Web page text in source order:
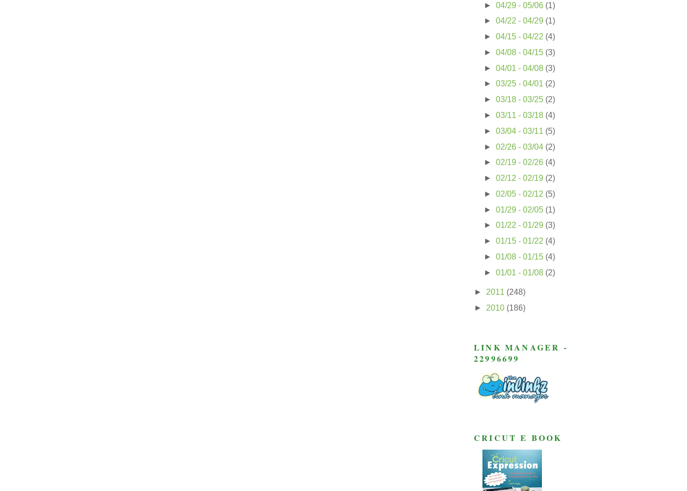
► 04/29 - 05/06 (1)
► 04/22 - 04/29 (1)
► 04/15 - 04/22 (4)
► 04/08 - 04/15 (3)
► 04/01 - 04/08 (3)
► 03/25 - 04/01 (2)
► 03/18 - 03/25 (2)
► 03/11 - 03/18 (4)
► 03/04 - 03/11 (5)
► 02/26 - 03/04 (2)
► 02/19 - 02/26 (4)
► 02/12 - 02/19 (2)
► 02/05 - 02/12 (5)
► 01/29 - 02/05 (1)
► 01/22 - 01/29 (3)
► 01/15 - 01/22 (4)
► 01/08 - 01/15 (4)
► 01/01 - 01/08 (2)
► 2011 (248)
► 2010 (186)
LINK MANAGER -
22996699
CRICUT E BOOK